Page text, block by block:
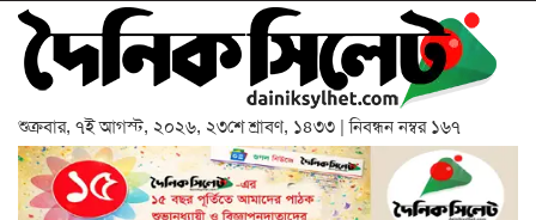
শুক্রবার, ৭ই আগস্ট, ২০২৬, ২৩শে শ্রাবণ, ১৪৩৩ | নিবন্ধন নম্বর ১৬৭